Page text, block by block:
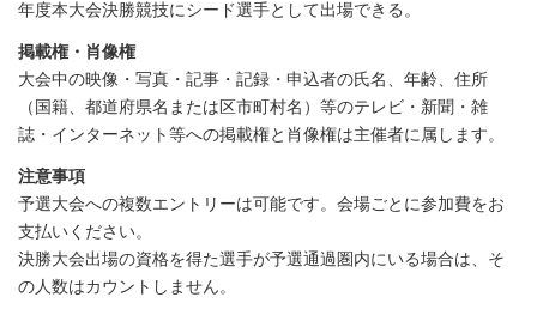
年度本大会決勝競技にシード選手として出場できる。
掲載権・肖像権
大会中の映像・写真・記事・記録・申込者の氏名、年齢、住所
（国籍、都道府県名または区市町村名）等のテレビ・新聞・雑
誌・インターネット等への掲載権と肖像権は主催者に属します。
注意事項
予選大会への複数エントリーは可能です。会場ごとに参加費をお
支払いください。
決勝大会出場の資格を得た選手が予選通過圏内にいる場合は、そ
の人数はカウントしません。